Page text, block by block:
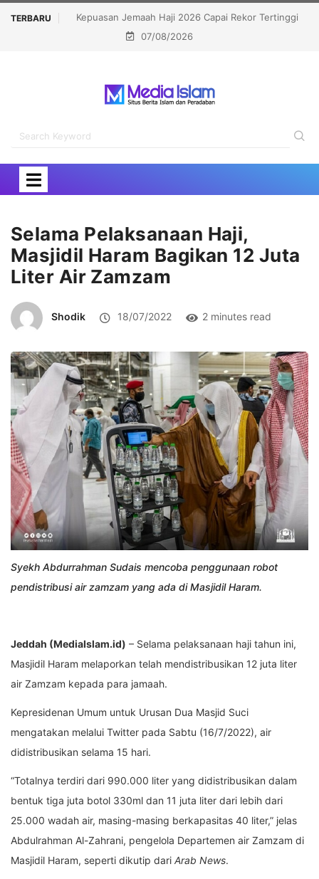
TERBARU
Tertinggi
Politisi Muslim Berpeluang jadi Senat Michigan,
Kalahkan Kandidat Pro-Israel
07/08/2026
Selama Pelaksanaan Haji,
Masjidil Haram Bagikan 12 Juta
Liter Air Zamzam
Shodik 18/07/2022 2 minutes read
Syekh Abdurrahman Sudais mencoba penggunaan robot
pendistribusi air zamzam yang ada di Masjidil Haram.
Jeddah (MediaIslam.id) – Selama pelaksanaan haji tahun ini,
Masjidil Haram melaporkan telah mendistribusikan 12 juta liter
air Zamzam kepada para jamaah.
Kepresidenan Umum untuk Urusan Dua Masjid Suci
mengatakan melalui Twitter pada Sabtu (16/7/2022), air
didistribusikan selama 15 hari.
“Totalnya terdiri dari 990.000 liter yang didistribusikan dalam
bentuk tiga juta botol 330ml dan 11 juta liter dari lebih dari
25.000 wadah air, masing-masing berkapasitas 40 liter,” jelas
Abdulrahman Al-Zahrani, pengelola Departemen air Zamzam di
Masjidil Haram, seperti dikutip dari Arab News.